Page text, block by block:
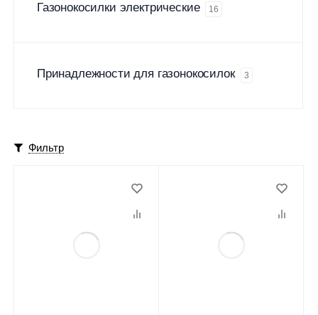
Газонокосилки электрические 16
Принадлежности для газонокосилок 3
Фильтр